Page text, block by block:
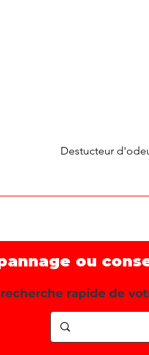
Destucteur
ou
rapide de